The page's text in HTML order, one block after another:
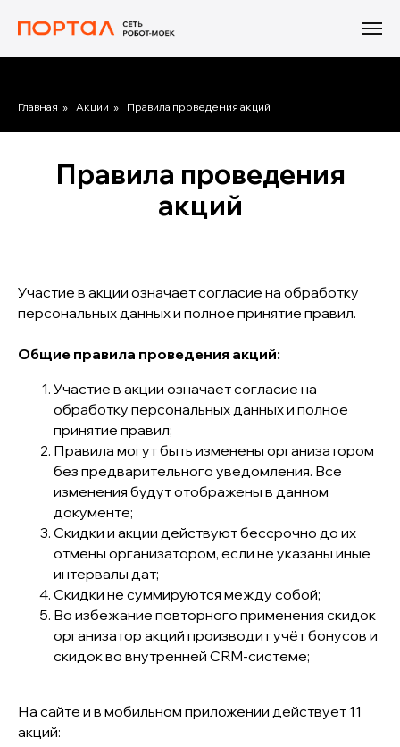
Главная » Акции » Правила проведения акций
Правила проведения
акций
Участие в акции означает согласие на обработку
персональных данных и полное принятие правил.
Общие правила проведения акций:
Участие в акции означает согласие на
обработку персональных данных и полное
принятие правил;
Правила могут быть изменены организатором
без предварительного уведомления. Все
изменения будут отображены в данном
документе;
Скидки и акции действуют бессрочно до их
отмены организатором, если не указаны иные
интервалы дат;
Скидки не суммируются между собой;
Во избежание повторного применения скидок
организатор акций производит учёт бонусов и
скидок во внутренней CRM-системе;
На сайте и в мобильном приложении действует 11
акций: